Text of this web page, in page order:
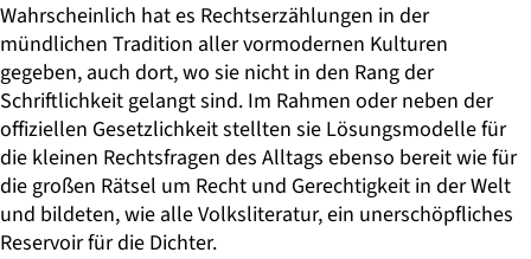
Wahrscheinlich hat es Rechtserzählungen in der
mündlichen Tradition aller vormodernen Kulturen
gegeben, auch dort, wo sie nicht in den Rang der
Schriftlichkeit gelangt sind. Im Rahmen oder neben der
offiziellen Gesetzlichkeit stellten sie Lösungsmodelle für
die kleinen Rechtsfragen des Alltags ebenso bereit wie für
die großen Rätsel um Recht und Gerechtigkeit in der Welt
und bildeten, wie alle Volksliteratur, ein unerschöpfliches
Reservoir für die Dichter.